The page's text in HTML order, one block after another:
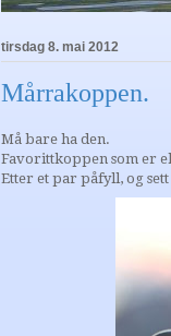
tirsdag 8. mai 2012
Mårrakoppen.
Må bare ha den.
Favorittkoppen som er
Etter et par påfyll, og